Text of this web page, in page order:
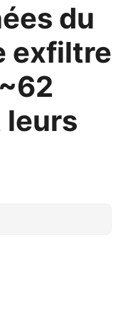
du
exfiltre
leurs